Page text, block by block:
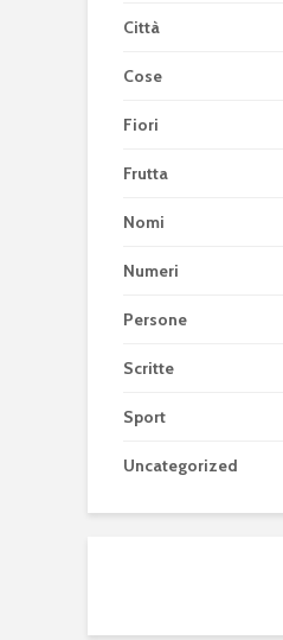
Città
Cose
Fiori
Frutta
Nomi
Numeri
Persone
Scritte
Sport
Uncategorized